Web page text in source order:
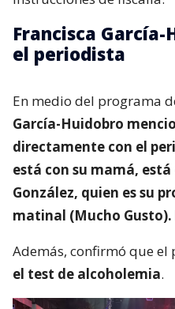
Francisca
el periodista
En medio del programa
García-Huidobro
directamente con el
está con su mamá, está
González, quien es su
matinal (Mucho
Además, confirmó que el
el test de alcoholemia.